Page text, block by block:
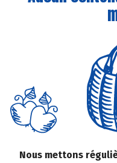
Nous mettons